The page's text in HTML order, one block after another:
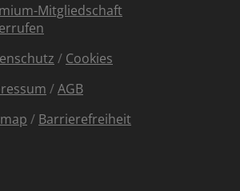
Mitgliedschaft
/ Cookies
/AGB
/ Barrierefreiheit